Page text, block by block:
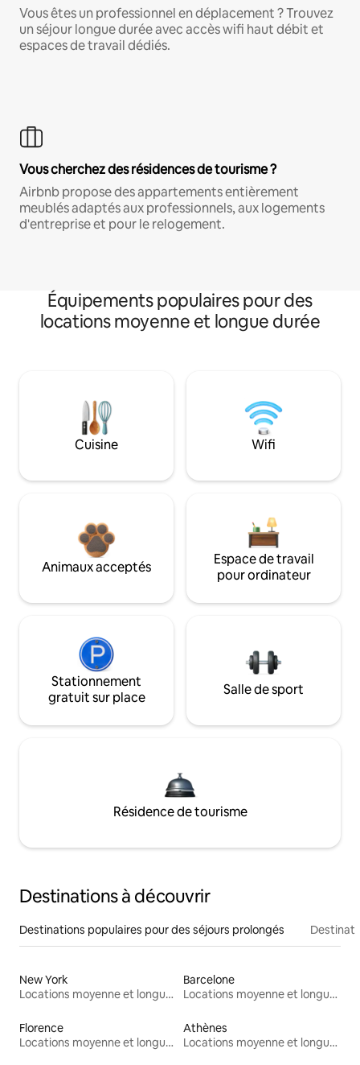
Vous êtes un professionnel en déplacement ? Trouvez
un séjour longue durée avec accès wifi haut débit et
espaces de travail dédiés.
Vous cherchez des résidences de tourisme ?
Airbnb propose des appartements entièrement
meublés adaptés aux professionnels, aux logements
d'entreprise et pour le relogement.
Équipements populaires pour des
locations moyenne et longue durée
Cuisine Wifi
Animaux acceptés
Espace de travail
pour ordinateur
Stationnement
gratuit sur place
Salle de sport
Résidence de tourisme
Destinations à découvrir
Destinations populaires pour des séjours prolongés
New York
Locations moyenne et longue durée
Barcelone
Locations moyenne et longue durée
Florence
Locations moyenne et longue durée
Athènes
Locations moyenne et longue durée